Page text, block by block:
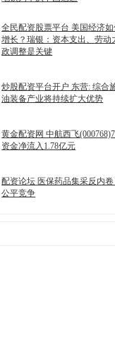
全民配资股票平台 美国经济
增长？瑞银：资本支出、劳动
政调整是关键
炒股配资平台开户 东营: 综合
油装备产业将持续扩大优势
黄金配资网 中航西飞
资金净流入1.78亿元
配资论坛 医保药品集采反内
公平竞争